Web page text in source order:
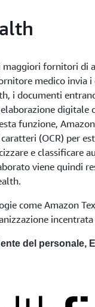
maggiori fornitori di
medico invia
i documenti
digitale
funzione,
(OCR) per
e classificare
viene quindi
come Amazon
del personale,